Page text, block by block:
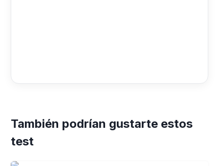
También podrían gustarte estos
test